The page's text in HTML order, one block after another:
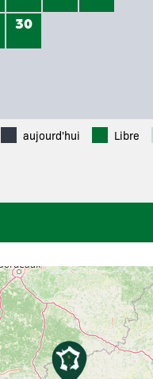
30
aujourd'hui Libre